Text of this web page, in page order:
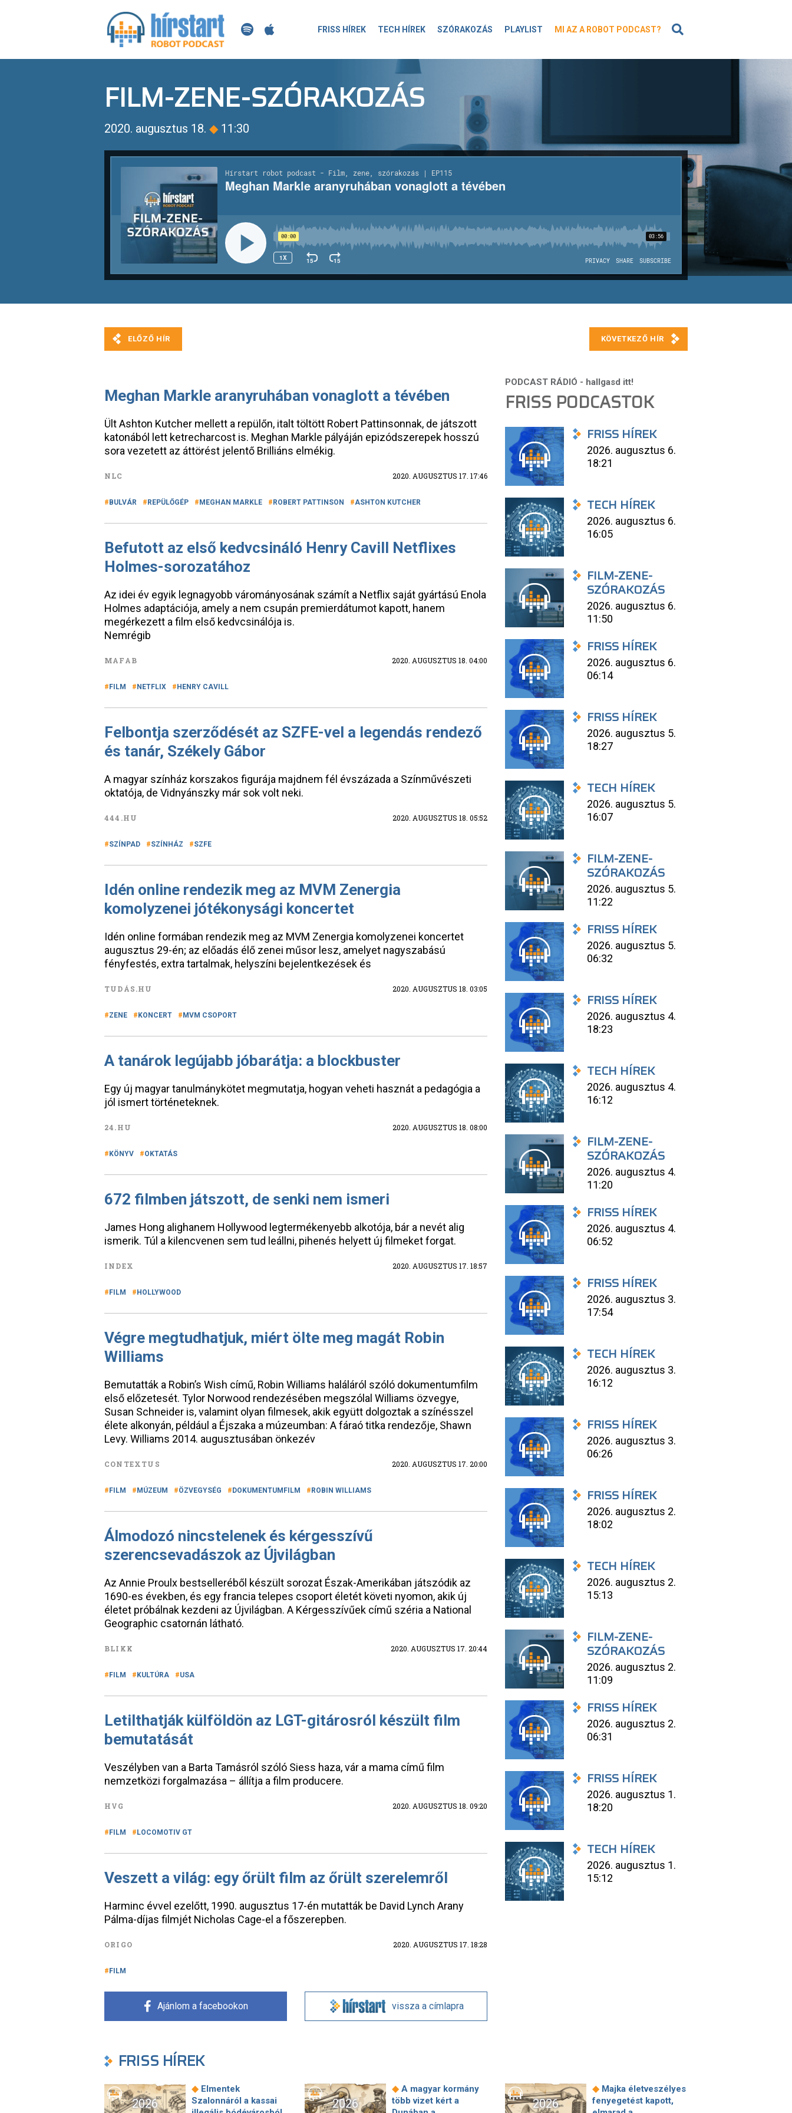
FRISS HÍREK TECH HÍREK SZÓRAKOZÁS PLAYLIST MI AZ A ROBOT PODCAST?
FILM-ZENE-SZÓRAKOZÁS
2020. augusztus 18. ◆ 11:30
Meghan Markle aranyruhában vonaglott a tévében
Ült Ashton Kutcher mellett a repülőn, italt töltött Robert Pattinsonnak, de játszott
katonából lett ketrecharcost is. Meghan Markle pályáján epizódszerepek hosszú
sora vezetett az áttörést jelentő Brilliáns elmékig.
NLC 2020. AUGUSZTUS 17. 17:46
BULVÁR REPÜLŐGÉP MEGHAN MARKLE ROBERT PATTINSON ASHTON KUTCHER
Befutott az első kedvcsináló Henry Cavill Netflixes
Holmes-sorozatához
Az idei év egyik legnagyobb várományosának számít a Netflix saját gyártású Enola
Holmes adaptációja, amely a nem csupán premierdátumot kapott, hanem
megérkezett a film első kedvcsinálója is.
Nemrégib
MAFAB 2020. AUGUSZTUS 18. 04:00
FILM NETFLIX HENRY CAVILL
Felbontja szerződését az SZFE-vel a legendás rendező
és tanár, Székely Gábor
A magyar színház korszakos figurája majdnem fél évszázada a Színművészeti
oktatója, de Vidnyánszky már sok volt neki.
444.HU 2020. AUGUSZTUS 18. 05:52
SZÍNPAD SZÍNHÁZ SZFE
Idén online rendezik meg az MVM Zenergia
komolyzenei jótékonysági koncertet
Idén online formában rendezik meg az MVM Zenergia komolyzenei koncertet
augusztus 29-én; az előadás élő zenei műsor lesz, amelyet nagyszabású
fényfestés, extra tartalmak, helyszíni bejelentkezések és
TUDÁS.HU 2020. AUGUSZTUS 18. 03:05
ZENE KONCERT MVM CSOPORT
A tanárok legújabb jóbarátja: a blockbuster
Egy új magyar tanulmánykötet megmutatja, hogyan veheti hasznát a pedagógia a
jól ismert történeteknek.
24.HU 2020. AUGUSZTUS 18. 08:00
KÖNYV OKTATÁS
672 filmben játszott, de senki nem ismeri
James Hong alighanem Hollywood legtermékenyebb alkotója, bár a nevét alig
ismerik. Túl a kilencvenen sem tud leállni, pihenés helyett új filmeket forgat.
INDEX 2020. AUGUSZTUS 17. 18:57
FILM HOLLYWOOD
Végre megtudhatjuk, miért ölte meg magát Robin
Williams
Bemutatták a Robin’s Wish című, Robin Williams haláláról szóló dokumentumfilm
első előzetesét. Tylor Norwood rendezésében megszólal Williams özvegye,
Susan Schneider is, valamint olyan filmesek, akik együtt dolgoztak a színésszel
élete alkonyán, például a Éjszaka a múzeumban: A fáraó titka rendezője, Shawn
Levy. Williams 2014. augusztusában önkezév
CONTEXTUS 2020. AUGUSZTUS 17. 20:00
FILM MÚZEUM ÖZVEGYSÉG DOKUMENTUMFILM ROBIN WILLIAMS
Álmodozó nincstelenek és kérgesszívű
szerencsevadászok az Újvilágban
Az Annie Proulx bestselleréből készült sorozat Észak-Amerikában játszódik az
1690-es években, és egy francia telepes csoport életét követi nyomon, akik új
életet próbálnak kezdeni az Újvilágban. A Kérgesszívűek című széria a National
Geographic csatornán látható.
BLIKK 2020. AUGUSZTUS 17. 20:44
FILM KULTÚRA USA
Letilthatják külföldön az LGT-gitárosról készült film
bemutatását
Veszélyben van a Barta Tamásról szóló Siess haza, vár a mama című film
nemzetközi forgalmazása – állítja a film producere.
HVG 2020. AUGUSZTUS 18. 09:20
FILM LOCOMOTIV GT
Veszett a világ: egy őrült film az őrült szerelemről
Harminc évvel ezelőtt, 1990. augusztus 17-én mutatták be David Lynch Arany
Pálma-díjas filmjét Nicholas Cage-el a főszerepben.
ORIGO 2020. AUGUSZTUS 17. 18:28
FILM
Ajánlom a facebookon vissza a címlapra
FRISS PODCASTOK
FRISS HÍREK
2026. augusztus 6.
18:21
TECH HÍREK
2026. augusztus 6.
16:05
FILM-ZENE-
SZÓRAKOZÁS
2026. augusztus 6.
11:50
FRISS HÍREK
2026. augusztus 6.
06:14
FRISS HÍREK
2026. augusztus 5.
18:27
TECH HÍREK
2026. augusztus 5.
16:07
FILM-ZENE-
SZÓRAKOZÁS
2026. augusztus 5.
11:22
FRISS HÍREK
2026. augusztus 5.
06:32
FRISS HÍREK
2026. augusztus 4.
18:23
TECH HÍREK
2026. augusztus 4.
16:12
FILM-ZENE-
SZÓRAKOZÁS
2026. augusztus 4.
11:20
FRISS HÍREK
2026. augusztus 4.
06:52
FRISS HÍREK
2026. augusztus 3.
17:54
TECH HÍREK
2026. augusztus 3.
16:12
FRISS HÍREK
2026. augusztus 3.
06:26
FRISS HÍREK
2026. augusztus 2.
18:02
TECH HÍREK
2026. augusztus 2.
15:13
FILM-ZENE-
SZÓRAKOZÁS
2026. augusztus 2.
11:09
FRISS HÍREK
2026. augusztus 2.
06:31
FRISS HÍREK
2026. augusztus 1.
18:20
TECH HÍREK
2026. augusztus 1.
15:12
FRISS HÍREK
2026
◆ Elmentek
Szalonnáról a kassai
2026
◆ A magyar kormány
több vizet kért a
2026
◆ Majka életveszélyes
fenyegetést kapott,